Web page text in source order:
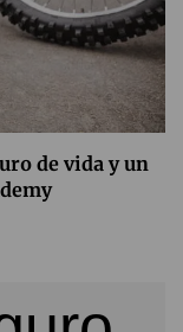
de vida y un